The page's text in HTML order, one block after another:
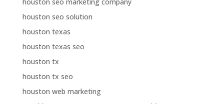
houston seo solution
houston texas
houston texas seo
houston tx
houston tx seo
houston web marketing